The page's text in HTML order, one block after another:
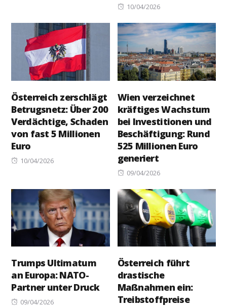
Posted
10/04/2026
Österreich zerschlägt
Betrugsnetz: Über 200
Verdächtige, Schaden
von fast 5 Millionen
Euro
Posted
10/04/2026
Wien verzeichnet
kräftiges Wachstum
bei Investitionen und
Beschäftigung: Rund
525 Millionen Euro
generiert
Posted
09/04/2026
Trumps Ultimatum
an Europa: NATO-
Partner unter Druck
Posted
09/04/2026
Österreich führt
drastische
Maßnahmen ein:
Treibstoffpreise